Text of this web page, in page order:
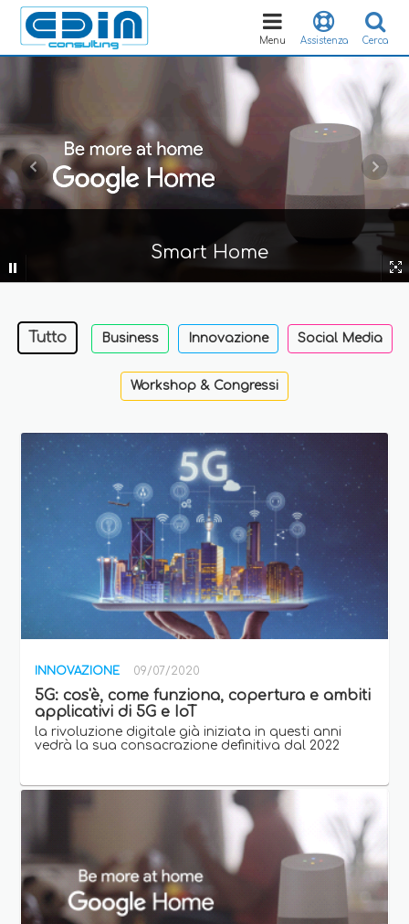
Cerca
Assistenza
Toggle
navigation
Menu
Smart Home
Tutto Business Innovazione Social Media
Workshop & Congressi
INNOVAZIONE 09/07/2020
5G: cos'è, come funziona, copertura e ambiti
applicativi di 5G e IoT
la rivoluzione digitale già iniziata in questi anni
vedrà la sua consacrazione definitiva dal 2022